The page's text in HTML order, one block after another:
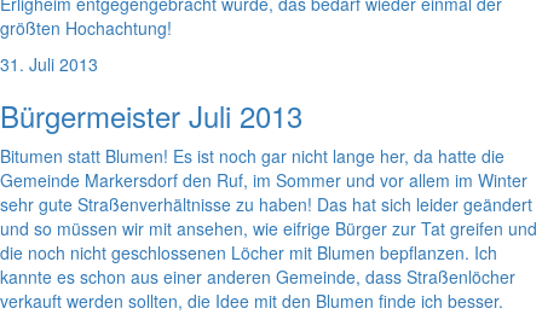
größten Hochachtung!
31. Juli 2013
Bürgermeister Juli 2013
Bitumen statt Blumen! Es ist noch gar nicht lange her, da hatte die
Gemeinde Markersdorf den Ruf, im Sommer und vor allem im Winter
sehr gute Straßenverhältnisse zu haben! Das hat sich leider geändert
und so müssen wir mit ansehen, wie eifrige Bürger zur Tat greifen und
die noch nicht geschlossenen Löcher mit Blumen bepflanzen. Ich
kannte es schon aus einer anderen Gemeinde, dass Straßenlöcher
verkauft werden sollten, die Idee mit den Blumen finde ich besser.